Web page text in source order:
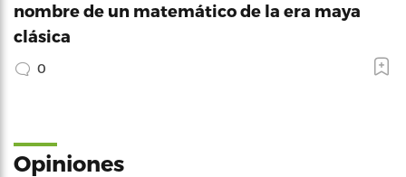
nombre de un matemático de la era maya
clásica
0
Opiniones